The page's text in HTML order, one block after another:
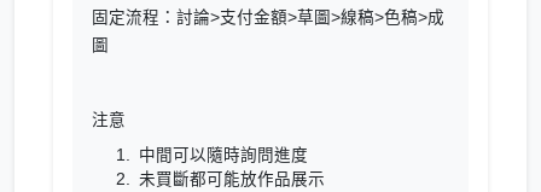
固定流程：討論>支付金額>草圖>線稿>色稿>成
圖
注意
中間可以隨時詢問進度
未買斷都可能放作品展示